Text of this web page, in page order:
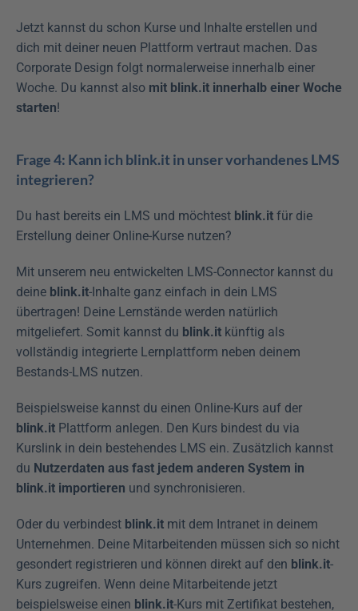
Jetzt kannst du schon Kurse und Inhalte erstellen und
dich mit deiner neuen Plattform vertraut machen. Das
Corporate Design folgt normalerweise innerhalb einer
Woche. Du kannst also mit blink.it innerhalb einer Woche
starten!
Frage 4: Kann ich blink.it in unser vorhandenes LMS
integrieren?
Du hast bereits ein LMS und möchtest blink.it für die
Erstellung deiner Online-Kurse nutzen?
Mit unserem neu entwickelten LMS-Connector kannst du
deine blink.it-Inhalte ganz einfach in dein LMS
übertragen! Deine Lernstände werden natürlich
mitgeliefert. Somit kannst du blink.it künftig als
vollständig integrierte Lernplattform neben deinem
Bestands-LMS nutzen.
blink.it Plattform anlegen. Den Kurs bindest du via
Kurslink in dein bestehendes LMS ein. Zusätzlich kannst
du Nutzerdaten aus fast jedem anderen System in
blink.it importieren und synchronisieren.
Oder du verbindest blink.it mit dem Intranet in deinem
Unternehmen. Deine Mitarbeitenden müssen sich so nicht
gesondert registrieren und können direkt auf den blink.it-
Kurs zugreifen. Wenn deine Mitarbeitende jetzt
beispielsweise einen blink.it-Kurs mit Zertifikat bestehen,